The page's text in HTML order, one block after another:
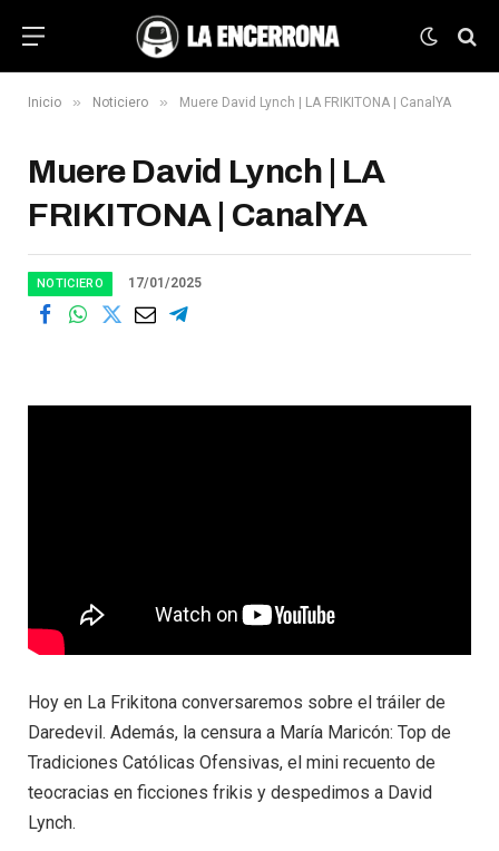
Inicio » Noticiero » Muere David Lynch | LA FRIKITONA | CanalYA
Muere David Lynch | LA
FRIKITONA | CanalYA
NOTICIERO 17/01/2025
Hoy en La Frikitona conversaremos sobre el tráiler de
Daredevil. Además, la censura a María Maricón: Top de
Tradiciones Católicas Ofensivas, el mini recuento de
teocracias en ficciones frikis y despedimos a David
Lynch.